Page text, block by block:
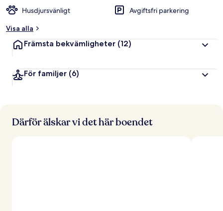
Husdjursvänligt
Avgiftsfri parkering
Visa alla
Främsta bekvämligheter (12)
För familjer (6)
Därför älskar vi det här boendet